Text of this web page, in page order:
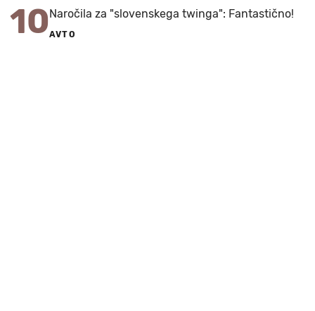
10Naročila za "slovenskega twinga": Fantastično!
AVTO